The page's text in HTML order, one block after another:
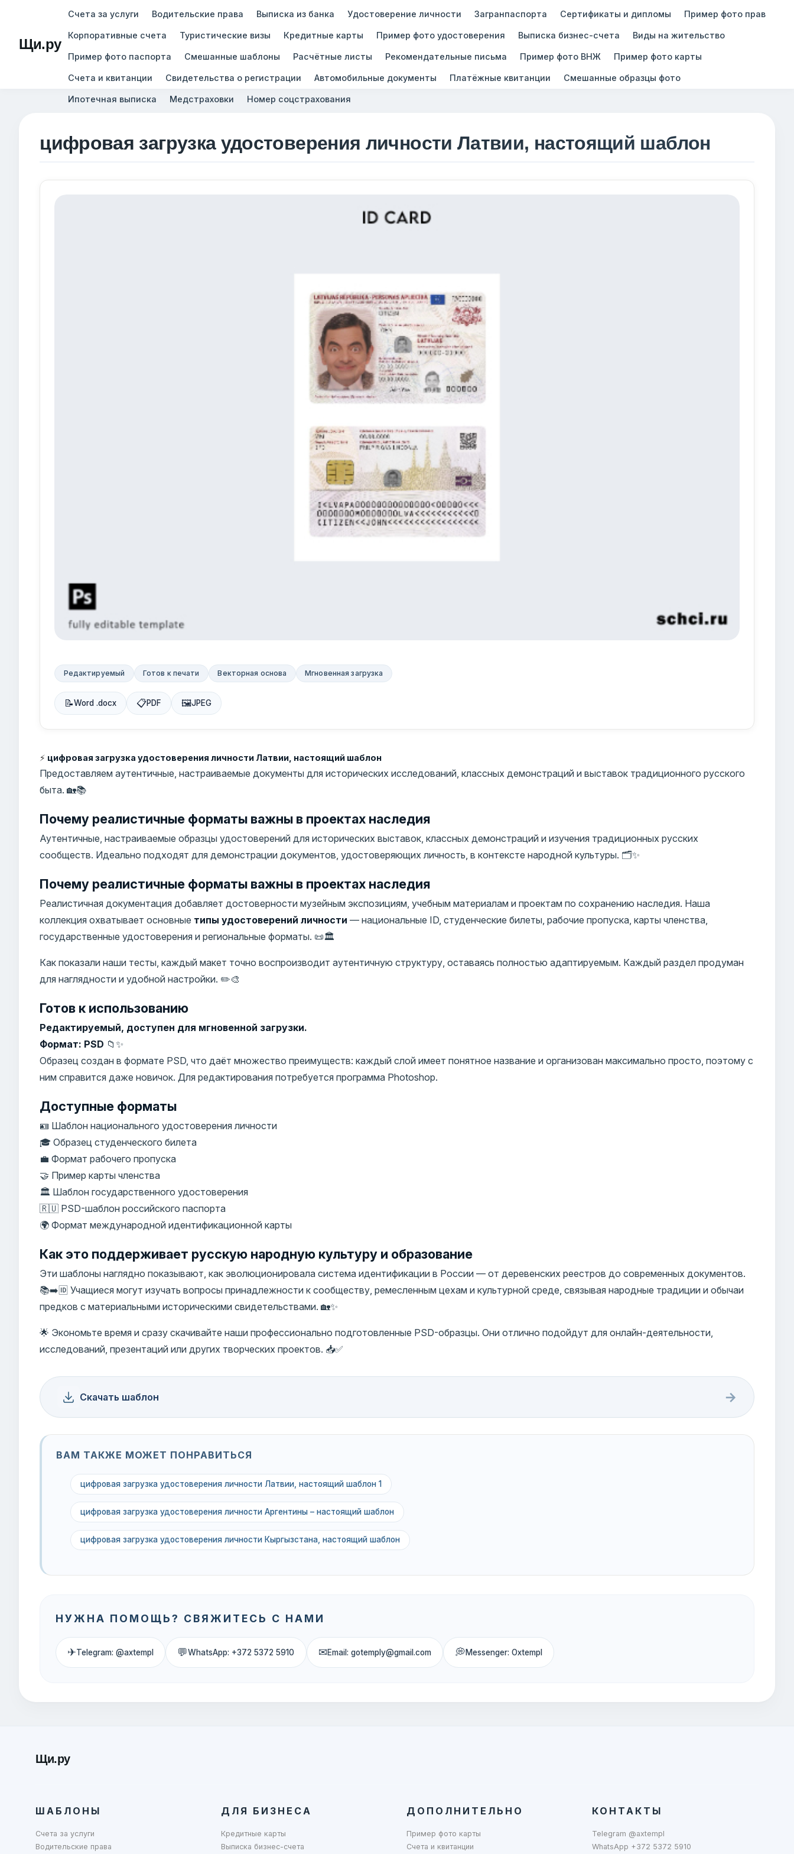
Щи.ру
Счета за услуги Водительские права Выписка из банка Удостоверение личности Загранпаспорта Сертификаты и дипломы Пример фото прав
Корпоративные счета Туристические визы Кредитные карты Пример фото удостоверения Выписка бизнес-счета Виды на жительство
Пример фото паспорта Смешанные шаблоны Расчётные листы Рекомендательные письма Пример фото ВНЖ Пример фото карты
Счета и квитанции Свидетельства о регистрации Автомобильные документы Платёжные квитанции Смешанные образцы фото
Ипотечная выписка Медстраховки Номер соцстрахования
цифровая загрузка удостоверения личности Латвии, настоящий шаблон
Редактируемый Готов к печати Векторная основа Мгновенная загрузка
📝Word .docx 📋PDF 🖼JPEG
⚡ цифровая загрузка удостоверения личности Латвии, настоящий шаблон
Предоставляем аутентичные, настраиваемые документы для исторических исследований, классных демонстраций и выставок традиционного русского
быта. 🏡📚
Почему реалистичные форматы важны в проектах наследия
Аутентичные, настраиваемые образцы удостоверений для исторических выставок, классных демонстраций и изучения традиционных русских
сообществ. Идеально подходят для демонстрации документов, удостоверяющих личность, в контексте народной культуры. 🗂️✨
Почему реалистичные форматы важны в проектах наследия
Реалистичная документация добавляет достоверности музейным экспозициям, учебным материалам и проектам по сохранению наследия. Наша
коллекция охватывает основные типы удостоверений личности — национальные ID, студенческие билеты, рабочие пропуска, карты членства,
государственные удостоверения и региональные форматы. 📜🏛️
Как показали наши тесты, каждый макет точно воспроизводит аутентичную структуру, оставаясь полностью адаптируемым. Каждый раздел продуман
для наглядности и удобной настройки. ✏️🎨
Готов к использованию
Редактируемый, доступен для мгновенной загрузки.
Формат: PSD 📁✨
Образец создан в формате PSD, что даёт множество преимуществ: каждый слой имеет понятное название и организован максимально просто, поэтому с
ним справится даже новичок. Для редактирования потребуется программа Photoshop.
Доступные форматы
🪪 Шаблон национального удостоверения личности
🎓 Образец студенческого билета
💼 Формат рабочего пропуска
🤝 Пример карты членства
🏛️ Шаблон государственного удостоверения
🇷🇺 PSD-шаблон российского паспорта
🌍 Формат международной идентификационной карты
Как это поддерживает русскую народную культуру и образование
Эти шаблоны наглядно показывают, как эволюционировала система идентификации в России — от деревенских реестров до современных документов.
📚➡️🆔 Учащиеся могут изучать вопросы принадлежности к сообществу, ремесленным цехам и культурной среде, связывая народные традиции и обычаи
предков с материальными историческими свидетельствами. 🏡✨
🌟 Экономьте время и сразу скачивайте наши профессионально подготовленные PSD-образцы. Они отлично подойдут для онлайн-деятельности,
исследований, презентаций или других творческих проектов. 📥✅
Скачать шаблон →
ВАМ ТАКЖЕ МОЖЕТ ПОНРАВИТЬСЯ
цифровая загрузка удостоверения личности Латвии, настоящий шаблон 1
цифровая загрузка удостоверения личности Аргентины – настоящий шаблон
цифровая загрузка удостоверения личности Кыргызстана, настоящий шаблон
НУЖНА ПОМОЩЬ? СВЯЖИТЕСЬ С НАМИ
✈Telegram: @axtempl 💬WhatsApp: +372 5372 5910 ✉Email: gotemply@gmail.com 💭Messenger: Oxtempl
Щи.ру
ШАБЛОНЫ
Счета за услуги
Водительские права
ДЛЯ БИЗНЕСА
Кредитные карты
Выписка бизнес-счета
ДОПОЛНИТЕЛЬНО
Пример фото карты
Счета и квитанции
КОНТАКТЫ
Telegram @axtempl
WhatsApp +372 5372 5910